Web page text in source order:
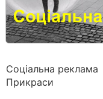
Соціальна реклама
Прикраси